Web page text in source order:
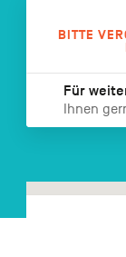
secondaire
BITTE
Für
Ihnen